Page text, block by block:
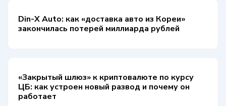
Din-X Auto: как «доставка авто из Кореи»
закончилась потерей миллиарда рублей
«Закрытый шлюз» к криптовалюте по курсу
ЦБ: как устроен новый развод и почему он
работает